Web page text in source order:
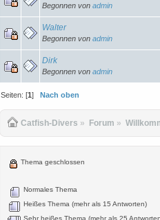
Begonnen von admin
Walter
Begonnen von admin
Dirk
Begonnen von admin
Seiten: [1]Nach oben
Catfish-Divers » Forum »
Normales Thema
Heißes Thema (mehr als 15 Antworten)
Thema geschlossen